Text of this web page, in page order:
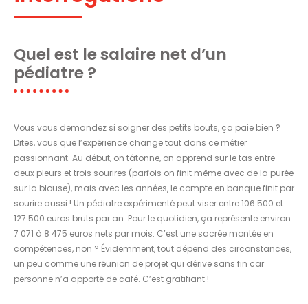
Quel est le salaire net d’un
pédiatre ?
Vous vous demandez si soigner des petits bouts, ça paie bien ?
Dites, vous que l’expérience change tout dans ce métier
passionnant. Au début, on tâtonne, on apprend sur le tas entre
deux pleurs et trois sourires (parfois on finit même avec de la purée
sur la blouse), mais avec les années, le compte en banque finit par
sourire aussi ! Un pédiatre expérimenté peut viser entre 106 500 et
127 500 euros bruts par an. Pour le quotidien, ça représente environ
7 071 à 8 475 euros nets par mois. C’est une sacrée montée en
compétences, non ? Évidemment, tout dépend des circonstances,
un peu comme une réunion de projet qui dérive sans fin car
personne n’a apporté de café. C’est gratifiant !